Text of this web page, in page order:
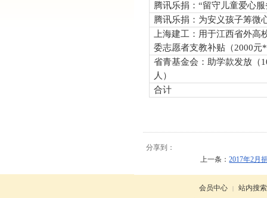
腾讯乐捐：“留守儿童爱心
腾讯乐捐：为安义孩子筹微
上海建工：用于江西省外高
委志愿者支教补贴（2000元
省青基金会：助学款发放（
人）
合计
分享到：
上一条：2017年2月
会员中心
站内搜索